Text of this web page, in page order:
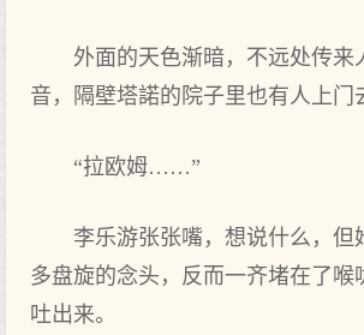
外面的天色渐暗，不‌远处传来
音，隔壁塔諾的院子里也有‌人上门‌
“拉欧姆……”
李乐游张张嘴，想说什么，但
多盘旋的念头，反而一齐堵在了喉
吐出来。